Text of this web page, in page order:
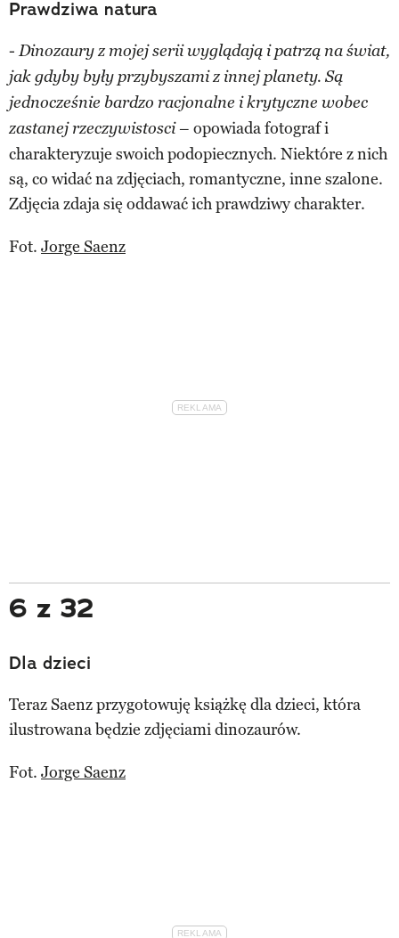
Prawdziwa natura
-Dinozaury z mojej serii wyglądają i patrzą na świat,
jak gdyby były przybyszami z innej planety. Są
jednocześnie bardzo racjonalne i krytyczne wobec
zastanej rzeczywistosci– opowiada fotograf i
charakteryzuje swoich podopiecznych. Niektóre z nich
są, co widać na zdjęciach, romantyczne, inne szalone.
Zdjęcia zdaja się oddawać ich prawdziwy charakter.
Fot. Jorge Saenz
6 z 32
Dla dzieci
Teraz Saenz przygotowuję książkę dla dzieci, która
ilustrowana będzie zdjęciami dinozaurów.
Fot. Jorge Saenz